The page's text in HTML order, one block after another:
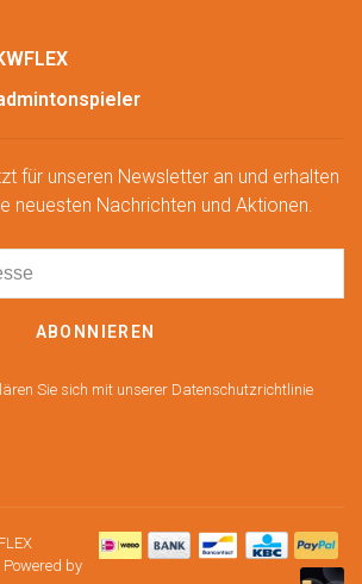
für unseren Newsletter an und erhalten
neuesten Nachrichten und Aktionen.
ABONNIEREN
Sie sich mit unserer Datenschutzrichtlinie
Powered by